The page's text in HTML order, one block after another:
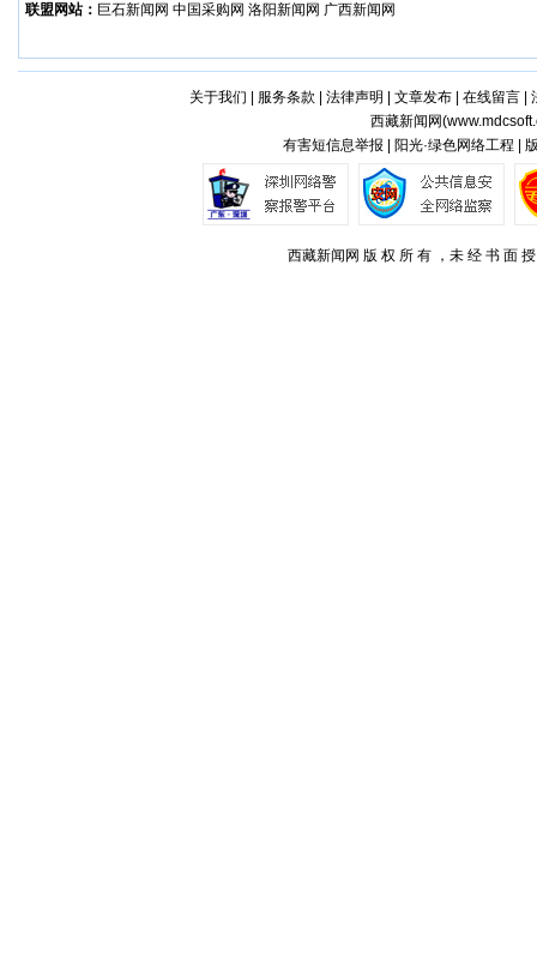
联盟网站： 巨石新闻网 中国采购网 洛阳新闻网 广西新闻网
关于我们 服务条款 法律声明 文章发布| 在线留言|
西藏新闻网(
有害短信息举报 | 阳光·绿色网络工程 |
西藏新闻网 版 权 所 有 ，未 经 书 面